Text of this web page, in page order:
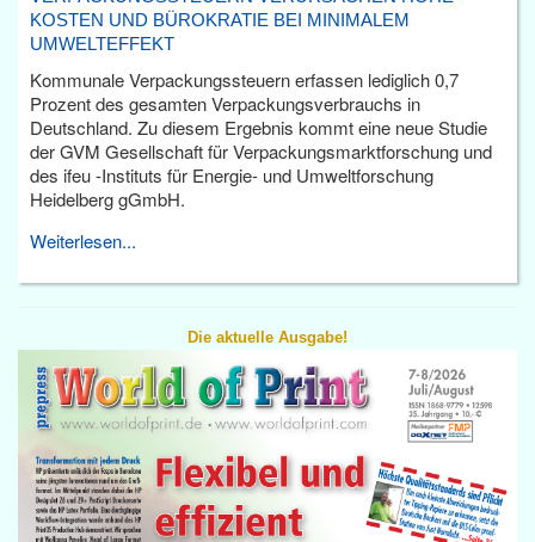
KOSTEN UND BÜROKRATIE BEI MINIMALEM
UMWELTEFFEKT
Kommunale Verpackungssteuern erfassen lediglich 0,7
Prozent des gesamten Verpackungsverbrauchs in
Deutschland. Zu diesem Ergebnis kommt eine neue Studie
der GVM Gesellschaft für Verpackungsmarktforschung und
des ifeu -Instituts für Energie- und Umweltforschung
Heidelberg gGmbH.
Weiterlesen...
Die aktuelle Ausgabe!